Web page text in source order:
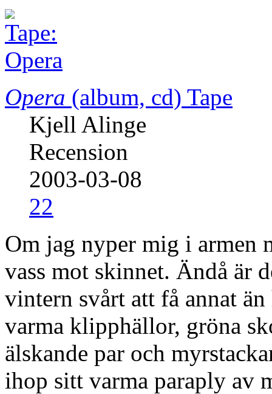
Opera (album, cd) Tape
Kjell Alinge
Recension
2003-03-08
22
Om jag nyper mig i armen
vass mot skinnet. Ändå är
vintern svårt att få annat
varma klipphällor, gröna
älskande par och
ihop sitt varma paraply